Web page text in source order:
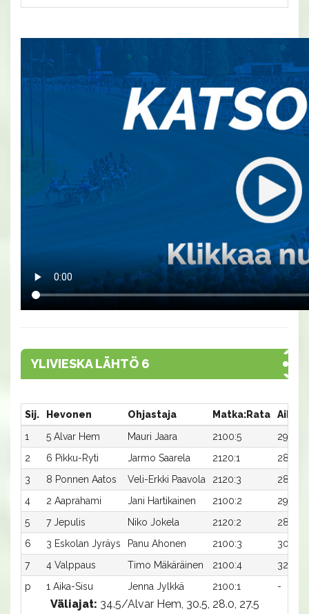
YLIVIESKA LÄHTÖ 6
Sij. Hevonen Ohjastaja Matka:Rata Aika
1
5 Alvar Hem Mauri Jaara 2100:5 29,1
2
6 Pikku-Ryti Jarmo Saarela 2120:1 28,3
3
8 Ponnen Aatos Veli-Erkki Paavola 2120:3 28,4
4
2 Aaprahami Jani Hartikainen 2100:2 29,6x
5
7 Jepulis Niko Jokela 2120:2 28,9
6
3 Eskolan Jyräys Panu Ahonen 2100:3 30,2
7
4 Valppaus Timo Mäkäräinen 2100:4 32,2x
p
1 Aika-Sisu Jenna Jylkkä 2100:1 -
Väliajat: 34.5/Alvar Hem, 30.5, 28.0, 27.5